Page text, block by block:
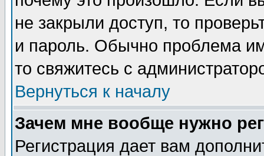
не закрыли доступ, то
и пароль. Обычно проблема
то свяжитесь с
Вернуться к началу
Зачем мне вообще нужно
Регистрация дает вам